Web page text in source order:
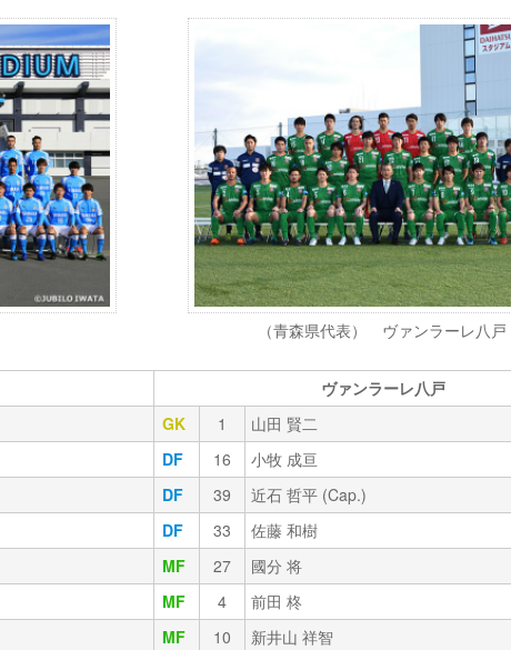
（青森県代表） ヴァンラーレ八戸
ヴァンラーレ八戸
GK 1
山田 賢二
DF 16
小牧 成亘
DF 39
近石 哲平 (Cap.)
DF 33
佐藤 和樹
MF 27
國分 将
MF 4
前田 柊
MF 10
新井山 祥智